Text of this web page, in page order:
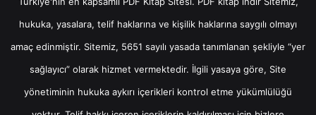
hukuka, yasalara, telif haklarına ve kişilik haklarına saygılı olmayı
amaç edinmiştir. Sitemiz, 5651 sayılı yasada tanımlanan şekliyle “yer
sağlayıcı” olarak hizmet vermektedir. İlgili yasaya göre, Site
yönetiminin hukuka aykırı içerikleri kontrol etme yükümlülüğü